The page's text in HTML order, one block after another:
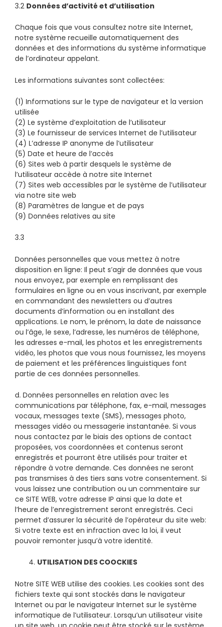
3.2 Données d’activité et d’utilisation
Chaque fois que vous consultez notre site Internet,
notre système recueille automatiquement des
données et des informations du système informatique
de l’ordinateur appelant.
Les informations suivantes sont collectées:
(1) Informations sur le type de navigateur et la version
utilisée
(2) Le système d’exploitation de l’utilisateur
(3) Le fournisseur de services Internet de l’utilisateur
(4) L’adresse IP anonyme de l’utilisateur
(5) Date et heure de l’accès
(6) Sites web à partir desquels le système de
l’utilisateur accède à notre site Internet
(7) Sites web accessibles par le système de l’utilisateur
via notre site web
(8) Paramètres de langue et de pays
(9) Données relatives au site
3.3
Données personnelles que vous mettez à notre
disposition en ligne: Il peut s’agir de données que vous
nous envoyez, par exemple en remplissant des
formulaires en ligne ou en vous inscrivant, par exemple
en commandant des newsletters ou d’autres
documents d’information ou en installant des
applications. Le nom, le prénom, la date de naissance
ou l’âge, le sexe, l’adresse, les numéros de téléphone,
les adresses e-mail, les photos et les enregistrements
vidéo, les photos que vous nous fournissez, les moyens
de paiement et les préférences linguistiques font
partie de ces données personnelles.
d. Données personnelles en relation avec les
communications par téléphone, fax, e-mail, messages
vocaux, messages texte (SMS), messages photo,
messages vidéo ou messagerie instantanée. Si vous
nous contactez par le biais des options de contact
proposées, vos coordonnées et contenus seront
enregistrés et pourront être utilisés pour traiter et
répondre à votre demande. Ces données ne seront
pas transmises à des tiers sans votre consentement. Si
vous laissez une contribution ou un commentaire sur
ce SITE WEB, votre adresse IP ainsi que la date et
l’heure de l’enregistrement seront enregistrés. Ceci
permet d’assurer la sécurité de l’opérateur du site web:
Si votre texte est en infraction avec la loi, il veut
pouvoir remonter jusqu’à votre identité.
4. UTILISATION DES COOCKIES
Notre SITE WEB utilise des cookies. Les cookies sont des
fichiers texte qui sont stockés dans le navigateur
Internet ou par le navigateur Internet sur le système
informatique de l’utilisateur. Lorsqu’un utilisateur visite